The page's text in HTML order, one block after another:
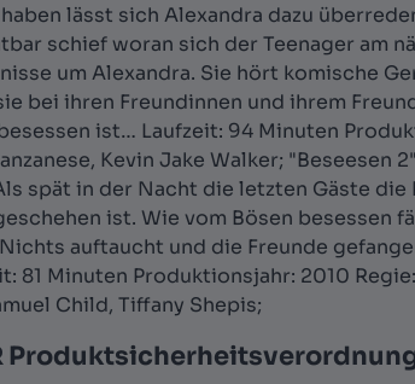
lässt sich Alexandra dazu
schief woran sich der Teenager am
um Alexandra. Sie hört komische
bei ihren Freundinnen und ihrem
ist… Laufzeit: 94 Minuten
Kevin Jake Walker; "Beseesen
spät in der Nacht die letzten Gäste die
ist. Wie vom Bösen besessen
auftaucht und die Freunde
81 Minuten Produktionsjahr: 2010
Child, Tiffany Shepis;